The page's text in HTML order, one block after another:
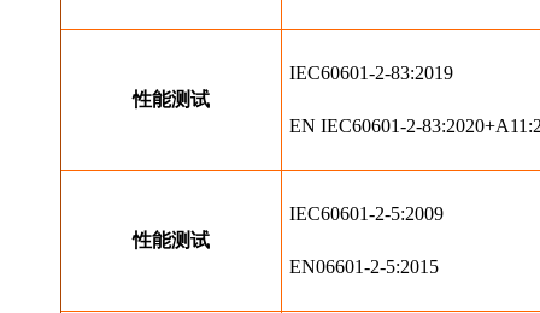
性能测试
IEC60601-2-83:2019
EN IEC60601-2-
性能测试
IEC60601-2-5:2009
EN06601-2-5:2015